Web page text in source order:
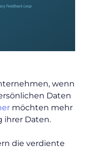
wenn
Daten
möchten mehr
ihrer Daten.
die verdiente